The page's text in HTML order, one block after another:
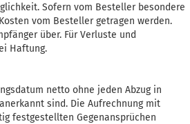
Sofern vom Besteller besondere
vom Besteller getragen werden.
über. Für Verluste und
Haftung.
netto ohne jeden Abzug in
sind. Die Aufrechnung mit
festgestellten Gegenansprüchen